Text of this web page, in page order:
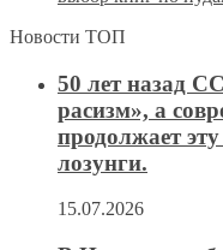
Новости ТОП
50 лет назад
расизм», а
продолжает
лозунги.
15.07.2026